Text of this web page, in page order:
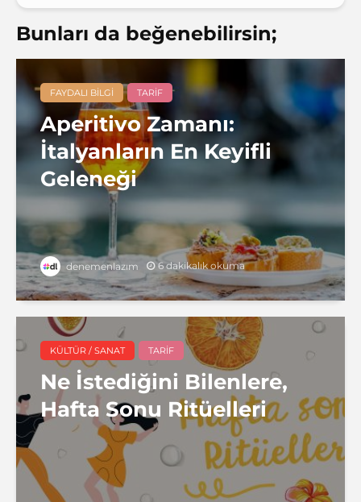
Bunları da beğenebilirsin;
FAYDALI BILGI TARIF
Aperitivo Zamanı:
İtalyanların En Keyifli
Geleneği
denemenlazım 6 dakikalık okuma
KÜLTÜR / SANAT TARIF
Ne İstediğini Bilenlere,
Hafta Sonu Ritüelleri